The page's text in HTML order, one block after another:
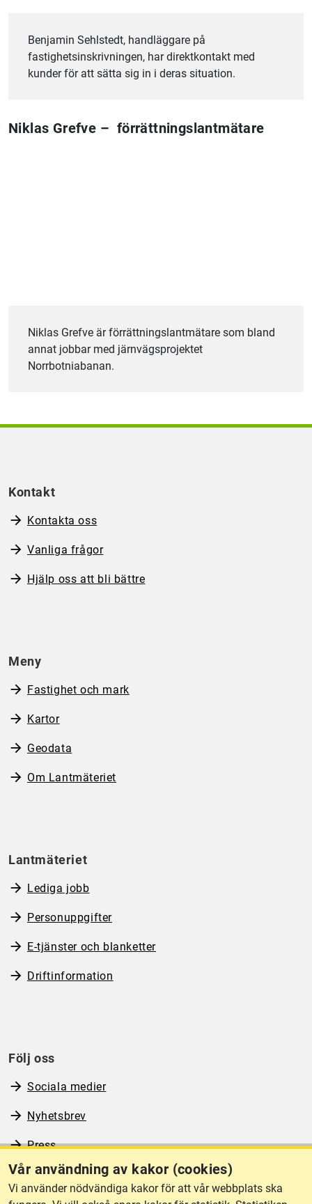
Benjamin Sehlstedt, handläggare på
fastighetsinskrivningen, har direktkontakt med
kunder för att sätta sig in i deras situation.
Niklas Grefve – förrättningslantmätare
Niklas Grefve är förrättningslantmätare som bland
annat jobbar med järnvägsprojektet
Norrbotniabanan.
Vår användning av kakor (cookies)
Vi använder nödvändiga kakor för att vår webbplats ska
Kontakt
Kontakta oss
Vanliga frågor
Hjälp oss att bli bättre
Meny
Fastighet och mark
Kartor
Geodata
Om Lantmäteriet
Lantmäteriet
Lediga jobb
Personuppgifter
E-tjänster och blanketter
Driftinformation
Följ oss
Sociala medier
Nyhetsbrev
Press
RSS